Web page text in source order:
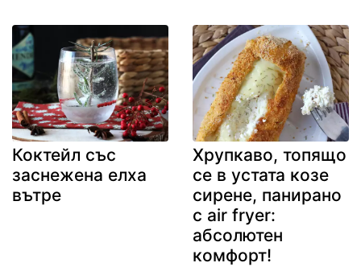
Коктейл със
заснежена елха
вътре
Хрупкаво, топящо
се в устата козе
сирене, панирано
с air fryer:
абсолютен
комфорт!